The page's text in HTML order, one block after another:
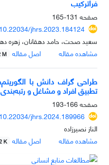
صفحه 131-165
10.22034/jhrs.2023.184124
سعید صحت، حامد دهقانان، زهره
مشاهده مقاله
اصل مقاله M
طراحی گراف دانش با
تطبیق افراد و مشاغل و
صفحه166-193
10.22034/jhrs.2024.189966
الناز نصیرزاده
مشاهده مقاله
اصل مقاله K